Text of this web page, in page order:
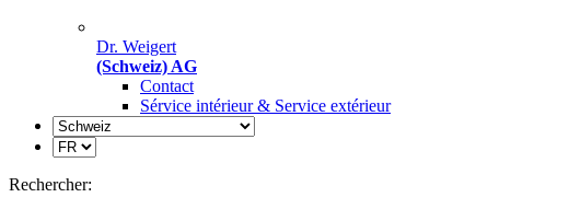
Dr. Weigert
(Schweiz) AG
Contact
Sérvice intérieur & Service extérieur
Rechercher: